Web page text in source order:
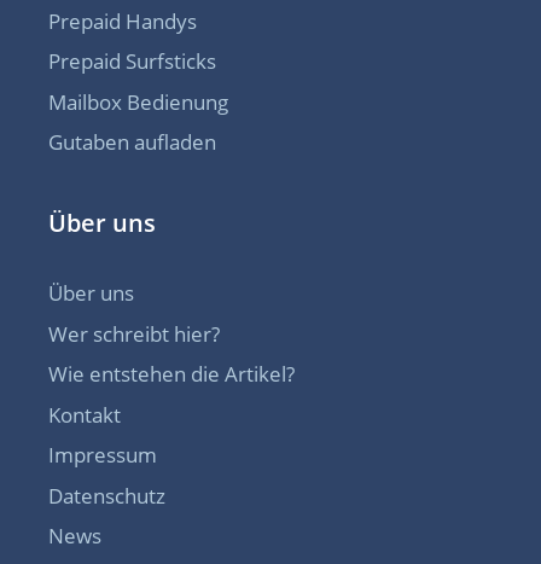
Prepaid Handys
Prepaid Surfsticks
Mailbox Bedienung
Gutaben aufladen
Über uns
Über uns
Wer schreibt hier?
Wie entstehen die Artikel?
Kontakt
Impressum
Datenschutz
News